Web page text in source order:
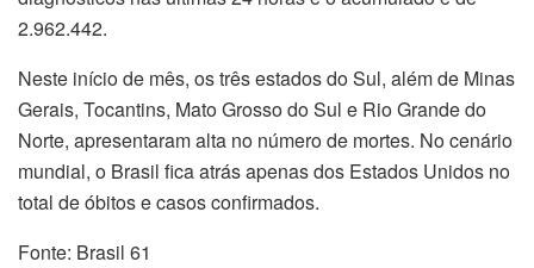
2.962.442.
Neste início de mês, os três estados do Sul, além de Minas
Gerais, Tocantins, Mato Grosso do Sul e Rio Grande do
Norte, apresentaram alta no número de mortes. No cenário
mundial, o Brasil fica atrás apenas dos Estados Unidos no
total de óbitos e casos confirmados.
Fonte: Brasil 61